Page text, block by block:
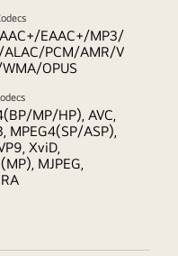
EAAC+/MP3/
ALAC/PCM/AMR/V
OPUS
MP/HP), AVC,
MPEG4(SP/ASP),
XviD,
MJPEG,